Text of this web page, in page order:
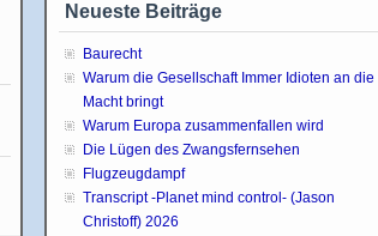
Neueste Beiträge
Baurecht
Warum die Gesellschaft Immer Idioten an die
Macht bringt
Warum Europa zusammenfallen wird
Die Lügen des Zwangsfernsehen
Flugzeugdampf
Transcript -Planet mind control- (Jason
Christoff) 2026